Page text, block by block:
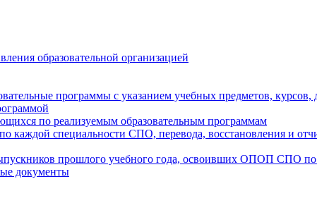
образовательной организацией
программы с указанием учебных предметов,
по реализуемым образовательным программам
каждой специальности СПО, перевода, восстановления и
прошлого учебного года, освоивших ОПОП СПО по
документы